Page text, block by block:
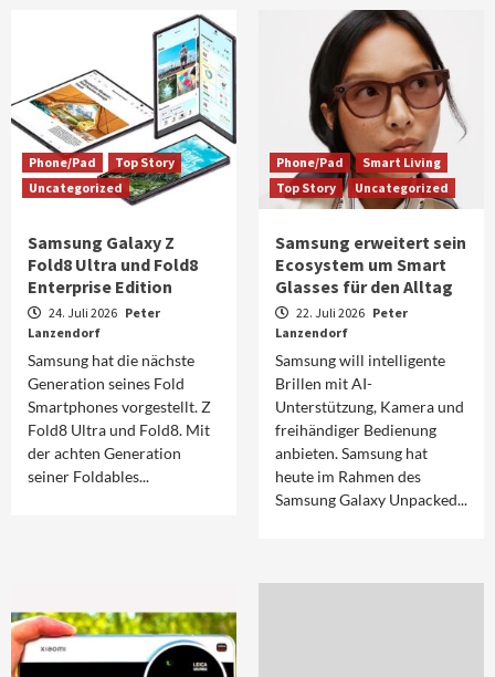
Phone/Pad
Top Story
Uncategorized
Samsung Galaxy Z
Fold8 Ultra und Fold8
Enterprise Edition
24. Juli 2026 Peter
Lanzendorf
Samsung hat die nächste
Generation seines Fold
Smartphones vorgestellt. Z
Fold8 Ultra und Fold8. Mit
der achten Generation
seiner Foldables...
Phone/Pad
Smart Living
Top Story
Uncategorized
Samsung erweitert sein
Ecosystem um Smart
Glasses für den Alltag
22. Juli 2026 Peter
Lanzendorf
Samsung will intelligente
Brillen mit AI-
Unterstützung, Kamera und
freihändiger Bedienung
anbieten. Samsung hat
heute im Rahmen des
Samsung Galaxy Unpacked...